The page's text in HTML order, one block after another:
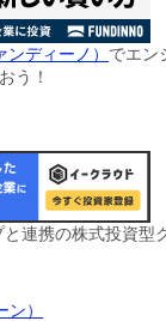
ディーノ） でエン
う！
連携の株式投資型
）